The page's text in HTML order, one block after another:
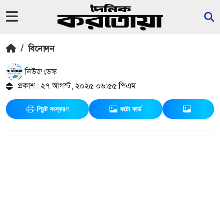
/ বিনোদন
নিউজ ডেস্ক
প্রকাশ : ২৭ আগস্ট, ২০২৫ ০৬:৫৫ পিএম
প্রিন্ট সংস্করণ ফটো কার্ড